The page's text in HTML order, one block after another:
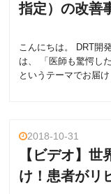
指定）の改善
こんにちは。 DRT開
は、 「医師も驚愕し
というテーマでお届
2018-10-31
【ビデオ】
け！患者がリ